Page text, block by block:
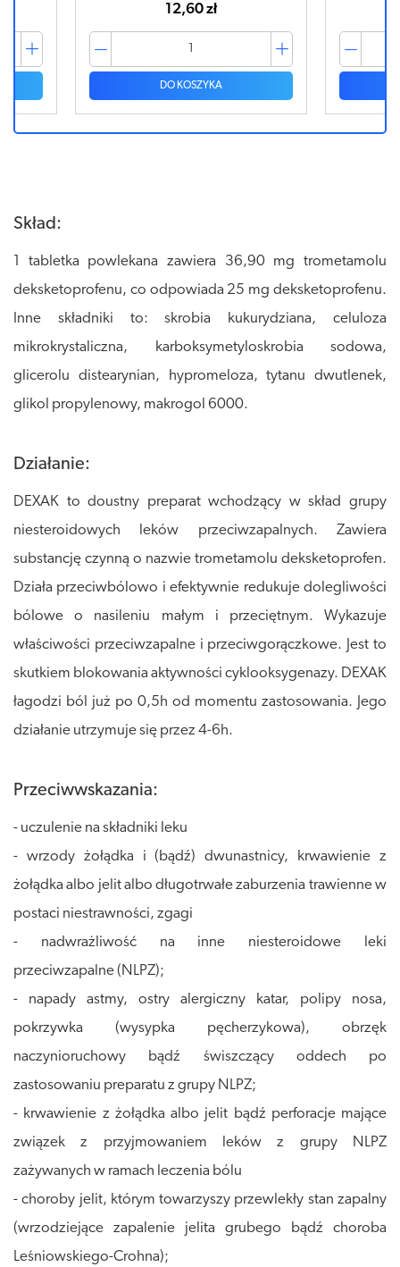
12,60 zł
DO KOSZYKA
Skład:
1 tabletka powlekana zawiera 36,90 mg trometamolu
deksketoprofenu, co odpowiada 25 mg deksketoprofenu.
Inne składniki to: skrobia kukurydziana, celuloza
mikrokrystaliczna, karboksymetyloskrobia sodowa,
glicerolu distearynian, hypromeloza, tytanu dwutlenek,
glikol propylenowy, makrogol 6000.
Działanie:
DEXAK to doustny preparat wchodzący w skład grupy
niesteroidowych leków przeciwzapalnych. Zawiera
substancję czynną o nazwie trometamolu deksketoprofen.
Działa przeciwbólowo i efektywnie redukuje dolegliwości
bólowe o nasileniu małym i przeciętnym. Wykazuje
właściwości przeciwzapalne i przeciwgorączkowe. Jest to
skutkiem blokowania aktywności cyklooksygenazy. DEXAK
łagodzi ból już po 0,5h od momentu zastosowania. Jego
działanie utrzymuje się przez 4-6h.
Przeciwwskazania:
- uczulenie na składniki leku
- wrzody żołądka i (bądź) dwunastnicy, krwawienie z
żołądka albo jelit albo długotrwałe zaburzenia trawienne w
postaci niestrawności, zgagi
- nadwrażliwość na inne niesteroidowe leki
przeciwzapalne (NLPZ);
- napady astmy, ostry alergiczny katar, polipy nosa,
pokrzywka (wysypka pęcherzykowa), obrzęk
naczynioruchowy bądź świszczący oddech po
zastosowaniu preparatu z grupy NLPZ;
- krwawienie z żołądka albo jelit bądź perforacje mające
związek z przyjmowaniem leków z grupy NLPZ
zażywanych w ramach leczenia bólu
- choroby jelit, którym towarzyszy przewlekły stan zapalny
(wrzodziejące zapalenie jelita grubego bądź choroba
Leśniowskiego-Crohna);